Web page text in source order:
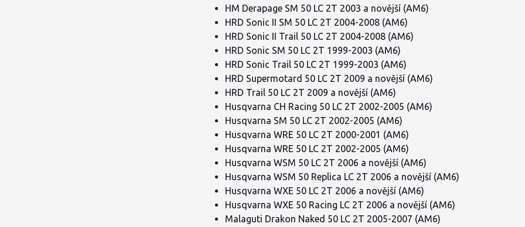
HM Derapage SM 50 LC 2T 2003 a novější (AM6)
HRD Sonic II SM 50 LC 2T 2004-2008 (AM6)
HRD Sonic II Trail 50 LC 2T 2004-2008 (AM6)
HRD Sonic SM 50 LC 2T 1999-2003 (AM6)
HRD Sonic Trail 50 LC 2T 1999-2003 (AM6)
HRD Supermotard 50 LC 2T 2009 a novější (AM6)
HRD Trail 50 LC 2T 2009 a novější (AM6)
Husqvarna CH Racing 50 LC 2T 2002-2005 (AM6)
Husqvarna SM 50 LC 2T 2002-2005 (AM6)
Husqvarna WRE 50 LC 2T 2000-2001 (AM6)
Husqvarna WRE 50 LC 2T 2002-2005 (AM6)
Husqvarna WSM 50 LC 2T 2006 a novější (AM6)
Husqvarna WSM 50 Replica LC 2T 2006 a novější (AM6)
Husqvarna WXE 50 LC 2T 2006 a novější (AM6)
Husqvarna WXE 50 Racing LC 2T 2006 a novější (AM6)
Malaguti Drakon Naked 50 LC 2T 2005-2007 (AM6)